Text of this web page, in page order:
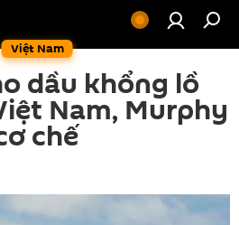
Việt Nam
dầu khổng lồ
Nam, Murphy
chế